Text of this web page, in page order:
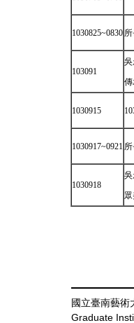
1030825~0830
103091
傳
1030915
1030917~0921
1030918
國立臺南藝術
Graduate